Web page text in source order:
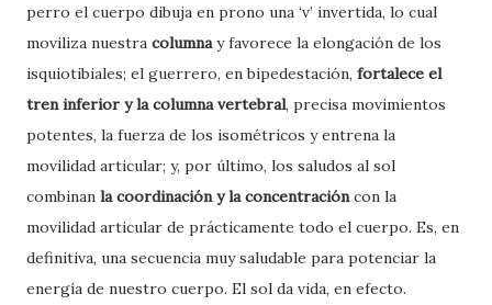
perro el cuerpo dibuja en prono una ‘v’ invertida, lo cual
moviliza nuestra columna y favorece la elongación de los
isquiotibiales; el guerrero, en bipedestación, fortalece el
tren inferior y la columna vertebral, precisa movimientos
potentes, la fuerza de los isométricos y entrena la
movilidad articular; y, por último, los saludos al sol
combinan la coordinación y la concentración con la
movilidad articular de prácticamente todo el cuerpo. Es, en
definitiva, una secuencia muy saludable para potenciar la
energía de nuestro cuerpo. El sol da vida, en efecto.